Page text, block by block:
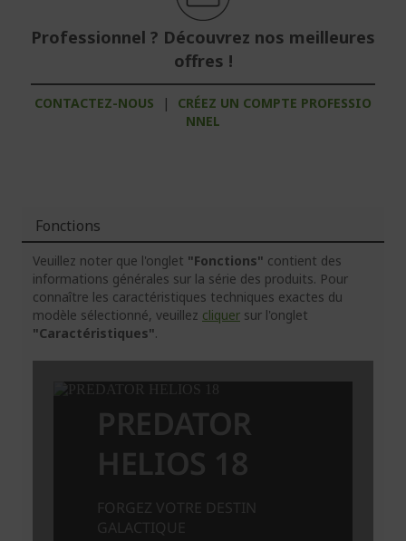
Professionnel ? Découvrez nos meilleures
offres !
CONTACTEZ-NOUS |
CRÉEZ UN COMPTE PROFESSIO
NNEL
Fonctions
Veuillez noter que l'onglet "Fonctions" contient des
informations générales sur la série des produits. Pour
connaître les caractéristiques techniques exactes du
modèle sélectionné, veuillez cliquer sur l'onglet
"Caractéristiques".